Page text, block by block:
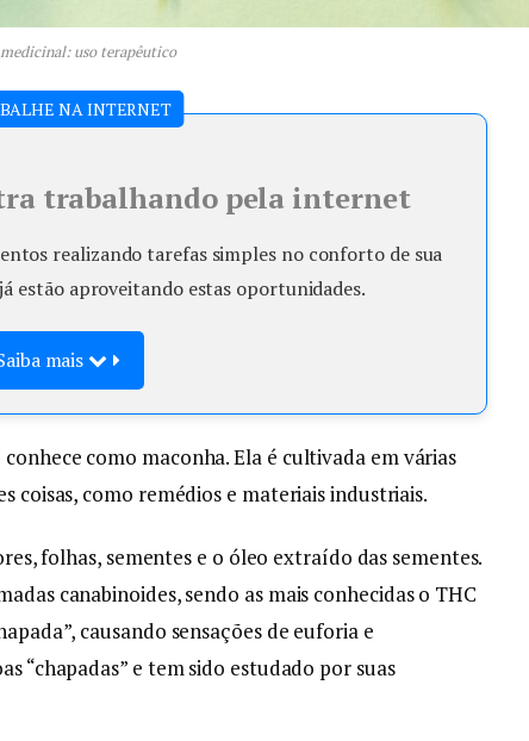
uso terapêutico
NA INTERNET
trabalhando pela internet
realizando tarefas simples no conforto de sua
estão aproveitando estas oportunidades.
mais
como maconha. Ela é cultivada em várias
coisas, como remédios e materiais industriais.
folhas, sementes e o óleo extraído das sementes.
canabinoides, sendo as mais conhecidas o THC
causando sensações de euforia e
“chapadas” e tem sido estudado por suas